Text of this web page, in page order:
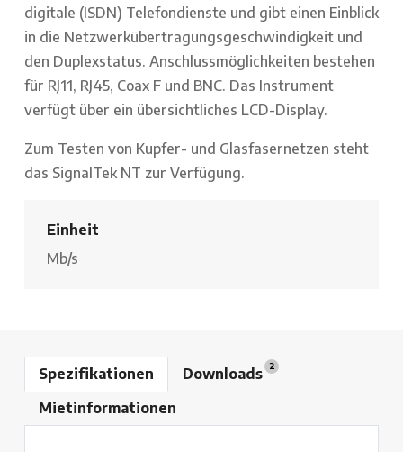
digitale (ISDN) Telefondienste und gibt einen Einblick
in die Netzwerkübertragungsgeschwindigkeit und
den Duplexstatus. Anschlussmöglichkeiten bestehen
für RJ11, RJ45, Coax F und BNC. Das Instrument
verfügt über ein übersichtliches LCD-Display.
Zum Testen von Kupfer- und Glasfasernetzen steht
das SignalTek NT zur Verfügung.
Einheit
Mb/s
Spezifikationen Downloads 2
Mietinformationen